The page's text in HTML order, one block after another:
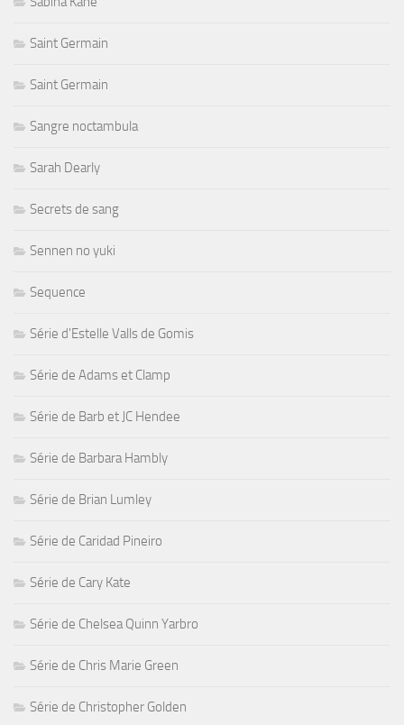
Saint Germain
Saint Germain
Sangre noctambula
Sarah Dearly
Secrets de sang
Sennen no yuki
Sequence
Série d'Estelle Valls de Gomis
Série de Adams et Clamp
Série de Barb et JC Hendee
Série de Barbara Hambly
Série de Brian Lumley
Série de Caridad Pineiro
Série de Cary Kate
Série de Chelsea Quinn Yarbro
Série de Chris Marie Green
Série de Christopher Golden